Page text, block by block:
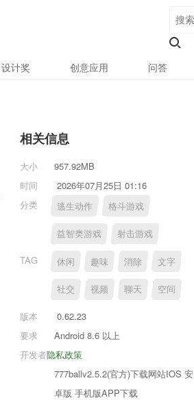
设计奖 创意应用 问答
相关信息
大小
957.92MB
时间
2026年07月25日 01:16
分类
逃生动作 格斗游戏
益智类游戏 射击游戏
TAG 休闲 趣味 消除 文字
社交 视频 聊天 空间
版本
0.62.23
要求
Android 8.6 以上
隐私政策
开发者
777ballv2.5.2(官方)下载网站IOS 安
卓版 手机版APP下载